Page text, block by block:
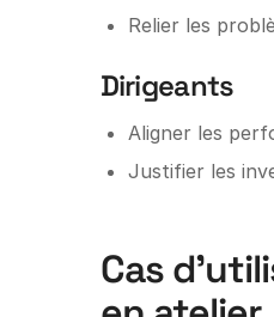
Relier les
Dirigeants
Aligner les
Justifier les
Cas